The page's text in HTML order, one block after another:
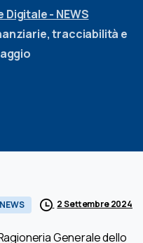
- NEWS
tracciabilità e
2 Settembre 2024
Generale dello